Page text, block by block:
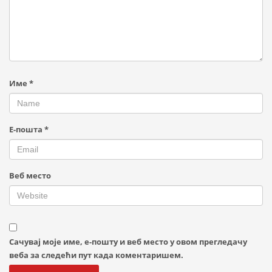
Име *
Е-пошта *
Веб место
Сачувај моје име, е-пошту и веб место у овом прегледачу
веба за следећи пут када коментаришем.